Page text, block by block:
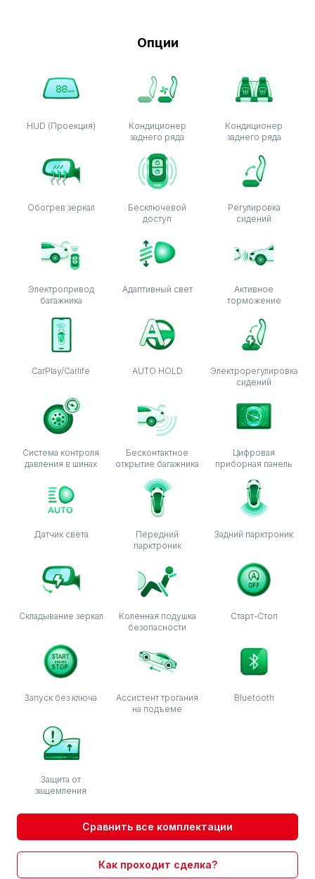
Опции
HUD (Проекция)
Кондиционер
заднего ряда
Кондиционер
заднего ряда
Обогрев зеркал
Бесключевой
доступ
Регулировка
сидений
Электропривод
багажника
Адаптивный свет
Активное
торможение
CarPlay/Carlife AUTO HOLD
Электрорегулировка
сидений
Система контроля
давления в шинах
Бесконтактное
открытие багажника
Цифровая
приборная панель
Датчик света
Передний
парктроник
Задний парктроник
Складывание зеркал
Коленная подушка
безопасности
Старт-Стоп
Запуск без ключа
Ассистент трогания
на подъеме
Bluetooth
Защита от
защемления
Сравнить все комплектации
Как проходит сделка?